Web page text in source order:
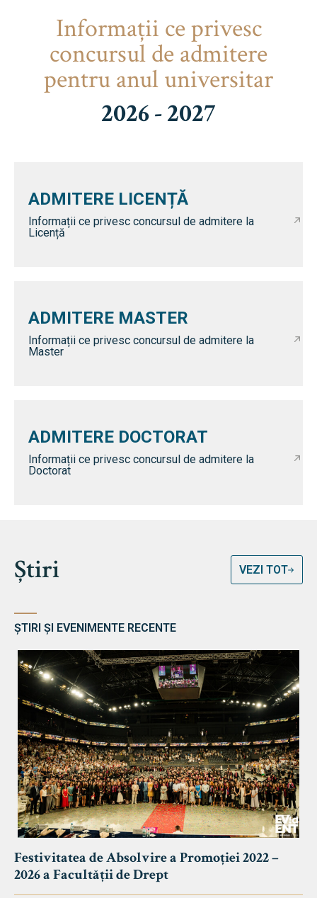
Informaţii ce privesc
concursul de admitere
pentru anul universitar
2026 - 2027
ADMITERE LICENȚĂ
Informații ce privesc concursul de admitere la
Licență
ADMITERE MASTER
Informații ce privesc concursul de admitere la
Master
ADMITERE DOCTORAT
Informații ce privesc concursul de admitere la
Doctorat
Știri VEZI TOT
ȘTIRI ȘI EVENIMENTE RECENTE
Festivitatea de Absolvire a Promoției 2022 –
2026 a Facultății de Drept